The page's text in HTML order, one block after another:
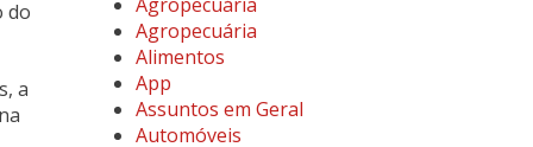
do
a
Agropecuária
Alimentos
App
Assuntos em Geral
Automóveis